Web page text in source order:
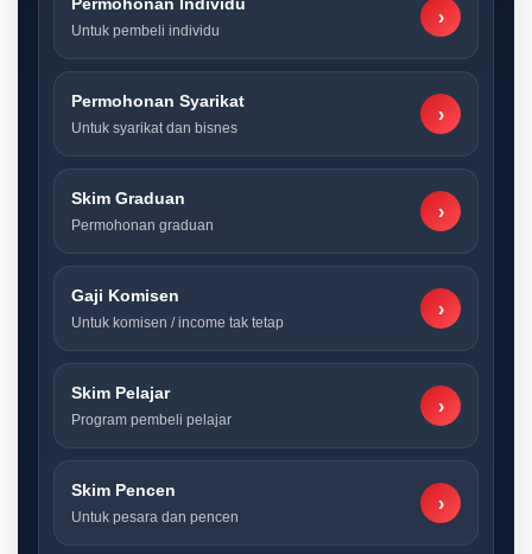
Permohonan Individu
Untuk pembeli individu
›
Permohonan Syarikat
Untuk syarikat dan bisnes
›
Skim Graduan
Permohonan graduan
›
Gaji Komisen
Untuk komisen / income tak tetap
›
Skim Pelajar
Program pembeli pelajar
›
Skim Pencen
Untuk pesara dan pencen
›